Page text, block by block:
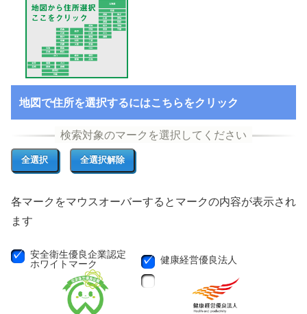
地図で住所を選択するにはこちらをクリック
各マークをマウスオーバーするとマークの内容が表示され
ます
安全衛生優良企業認定
ホワイトマーク 健康経営優良法人